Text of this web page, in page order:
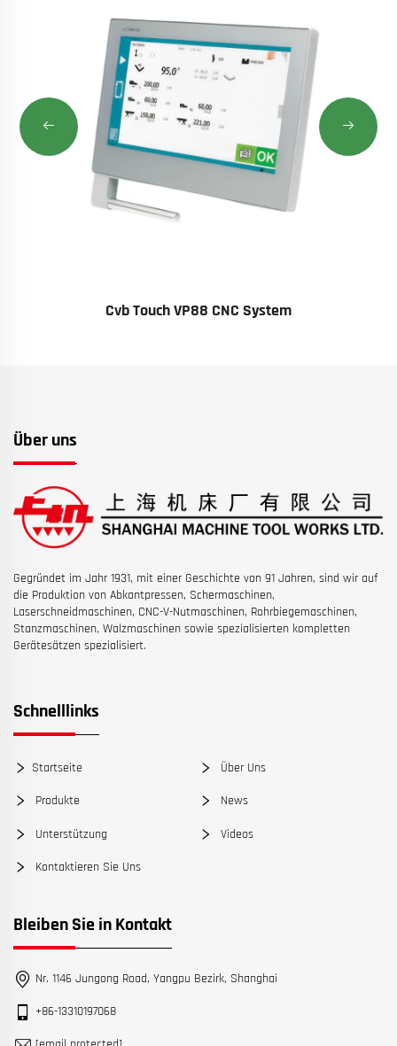
Cvb Touch VP88 CNC System
Über uns
Gegründet im Jahr 1931, mit einer Geschichte von 91 Jahren, sind wir auf
die Produktion von Abkantpressen, Schermaschinen,
Laserschneidmaschinen, CNC-V-Nutmaschinen, Rohrbiegemaschinen,
Stanzmaschinen, Walzmaschinen sowie spezialisierten kompletten
Gerätesätzen spezialisiert.
Schnelllinks
Startseite Über Uns
Produkte News
Unterstützung Videos
Kontaktieren Sie Uns
Bleiben Sie in Kontakt
Nr. 1146 Jungong Road, Yangpu Bezirk, Shanghai
+86-13310197068